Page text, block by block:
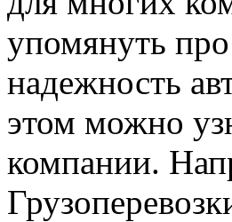
упомянуть
надежность
этом можно
компании.